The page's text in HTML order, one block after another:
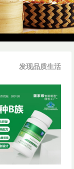
元精选大
9.90
发现品质生活